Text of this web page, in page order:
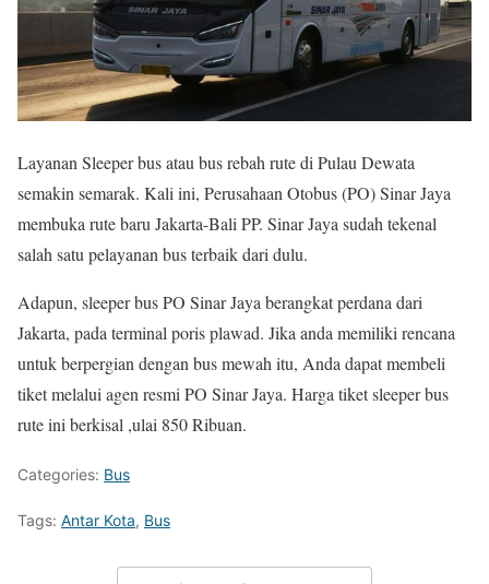
Layanan Sleeper bus atau bus rebah rute di Pulau Dewata
semakin semarak. Kali ini, Perusahaan Otobus (PO) Sinar Jaya
membuka rute baru Jakarta-Bali PP. Sinar Jaya sudah tekenal
salah satu pelayanan bus terbaik dari dulu.
Adapun, sleeper bus PO Sinar Jaya berangkat perdana dari
Jakarta, pada terminal poris plawad. Jika anda memiliki rencana
untuk berpergian dengan bus mewah itu, Anda dapat membeli
tiket melalui agen resmi PO Sinar Jaya. Harga tiket sleeper bus
rute ini berkisal ,ulai 850 Ribuan.
Categories: Bus
Tags: Antar Kota, Bus